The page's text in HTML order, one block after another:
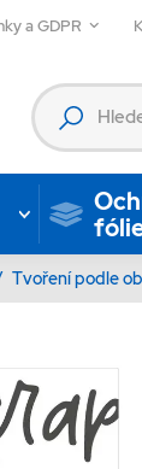
a GDPR
Tvoření podle